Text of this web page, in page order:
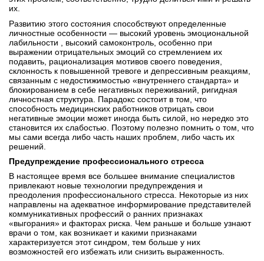
их.
Развитию этого состояния способствуют определенные
личностные особенности — высокий уровень эмоциональной
лабильности , высокий самоконтроль, особенно при
выражении отрицательных эмоций со стремлением их
подавить, рационализация мотивов своего поведения,
склонность к повышенной тревоге и депрессивным реакциям,
связанным с недостижимостью «внутреннего стандарта» и
блокированием в себе негативных переживаний, ригидная
личностная структура. Парадокс состоит в том, что
способность медицинских работников отрицать свои
негативные эмоции может иногда быть силой, но нередко это
становится их слабостью. Поэтому полезно помнить о том, что
мы сами всегда либо часть наших проблем, либо часть их
решений.
Предупреждение профессионального стресса
В настоящее время все большее внимание специалистов
привлекают новые технологии предупреждения и
преодоления профессионального стресса. Некоторые из них
направлены на адекватное информирование представителей
коммуникативных профессий о ранних признаках
«выгорания» и факторах риска. Чем раньше и больше узнают
врачи о том, как возникает и какими признаками
характеризуется этот синдром, тем больше у них
возможностей его избежать или снизить выраженность.